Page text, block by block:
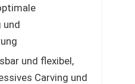
und
und flexibel,
Carving und